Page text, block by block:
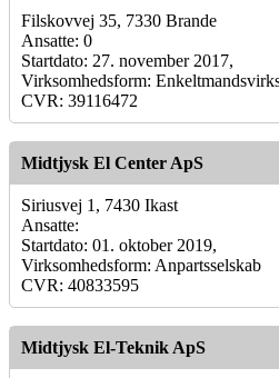
Filskovvej 35, 7330 Brande
Ansatte: 0
Startdato: 27. november 2017,
Virksomhedsform:
CVR: 39116472
Midtjysk El Center ApS
Siriusvej 1, 7430 Ikast
Ansatte:
Startdato: 01. oktober 2019,
Virksomhedsform: Anpartsselskab
CVR: 40833595
Midtjysk El-Teknik ApS